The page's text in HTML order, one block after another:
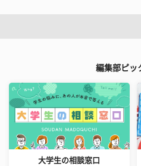
編集部ピッ
大学生の相談窓口